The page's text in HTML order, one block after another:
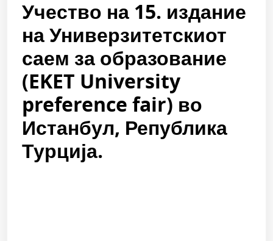
Учество на 15. издание
на Универзитетскиот
саем за образование
(EKET University
preference fair) во
Истанбул, Република
Турција.